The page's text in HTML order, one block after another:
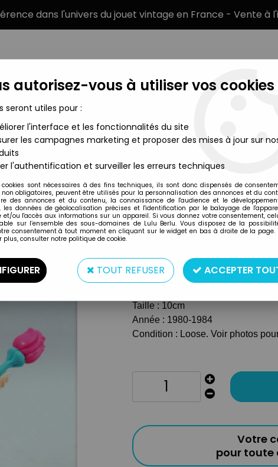
dans l'univers du jouet vintage en France - Vente à
MARQUES TYPE DE PRODUIT
- CEJI (ref.6207) (loose)
Ceji
PLAY ASTERIX -
(REF.6207) (LOOSE)
59,99€TTC
Réf. :REF22704
Type : Figurine articulée
Taille : 10cm
Année : 1980-1984
Condition : Loose. Voir photos
Votre
pour toute
autorisez-vous à utiliser vos cookies
seront utiles pour :
l'interface et les fonctionnalités du site
les campagnes marketing et proposer des mises à jour sur
l'authentification et surveiller les erreurs techniques
cookies sont nécessaires à des fins techniques, ils sont donc dispensés de
non obligatoires, peuvent être utilisés pour la personnalisation des annonces et du
des annonces et du contenu, la connaissance de l'audience et le
les données de géolocalisation précises et l'identification par le balayage de
et/ou l'accès aux informations sur un appareil. Si vous donnez votre consentement,
sur l’ensemble des sous-domaines de Lulu Berlu. Vous disposez de la
consentement à tout moment en cliquant sur le widget en bas à droite de la page.
plus, consulter notre politique de cookie.
TOUT REFUSER ACCEPTER